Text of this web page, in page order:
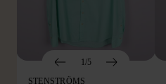
1/5
STENSTRÖMS